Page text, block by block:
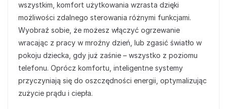
wszystkim, komfort użytkowania wzrasta dzięki
możliwości zdalnego sterowania różnymi funkcjami.
Wyobraź sobie, że możesz włączyć ogrzewanie
wracając z pracy w mroźny dzień, lub zgasić światło w
pokoju dziecka, gdy już zaśnie – wszystko z poziomu
telefonu. Oprócz komfortu, inteligentne systemy
przyczyniają się do oszczędności energii, optymalizując
zużycie prądu i ciepła.